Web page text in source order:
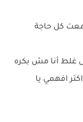
كل حاجة
غلط أنا مش بكره
افهمي يا